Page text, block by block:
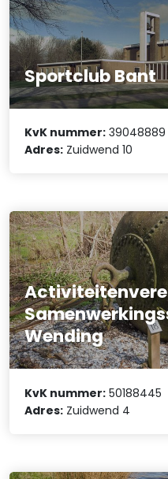
Sportclub Bant
KvK nummer: 39048889
Adres: Zuidwend 10
Wending
KvK nummer: 50188445
Adres: Zuidwend 4